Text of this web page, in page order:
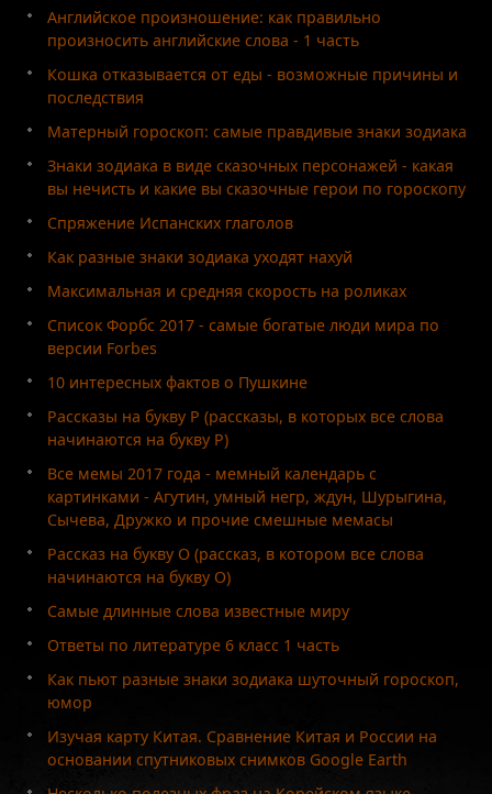
Английское произношение: как правильно
произносить английские слова - 1 часть
Кошка отказывается от еды - возможные причины и
последствия
Матерный гороскоп: самые правдивые знаки зодиака
Знаки зодиака в виде сказочных персонажей - какая
вы нечисть и какие вы сказочные герои по гороскопу
Спряжение Испанских глаголов
Как разные знаки зодиака уходят нахуй
Максимальная и средняя скорость на роликах
Список Форбс 2017 - самые богатые люди мира по
версии Forbes
10 интересных фактов о Пушкине
Рассказы на букву Р (рассказы, в которых все слова
начинаются на букву Р)
Все мемы 2017 года - мемный календарь с
картинками - Агутин, умный негр, ждун, Шурыгина,
Сычева, Дружко и прочие смешные мемасы
Рассказ на букву О (рассказ, в котором все слова
начинаются на букву О)
Самые длинные слова известные миру
Ответы по литературе 6 класс 1 часть
Как пьют разные знаки зодиака шуточный гороскоп,
юмор
Изучая карту Китая. Сравнение Китая и России на
основании спутниковых снимков Google Earth